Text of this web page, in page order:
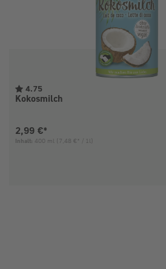
4.75
Kokosmilch
Aktueller Preis:
2,99 €*
Inhalt: 400 ml (7,48 €* / 1l)